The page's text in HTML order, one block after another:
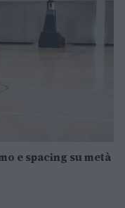
e spacing su metà